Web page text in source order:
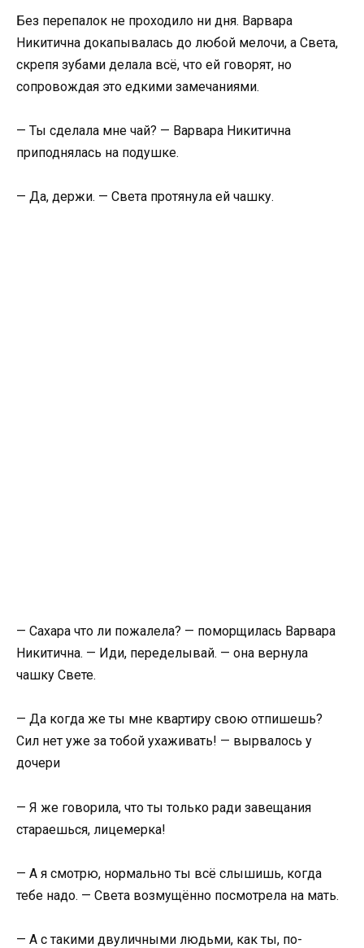
Без перепалок не проходило ни дня. Варвара
Никитична докапывалась до любой мелочи, а Света,
скрепя зубами делала всё, что ей говорят, но
сопровождая это едкими замечаниями.
— Ты сделала мне чай? — Варвара Никитична
приподнялась на подушке.
— Да, держи. — Света протянула ей чашку.
— Сахара что ли пожалела? — поморщилась Варвара
Никитична. — Иди, переделывай. — она вернула
чашку Свете.
— Да когда же ты мне квартиру свою отпишешь?
Сил нет уже за тобой ухаживать! — вырвалось у
дочери
— Я же говорила, что ты только ради завещания
стараешься, лицемерка!
— А я смотрю, нормально ты всё слышишь, когда
тебе надо. — Света возмущённо посмотрела на мать.
— А с такими двуличными людьми, как ты, по-